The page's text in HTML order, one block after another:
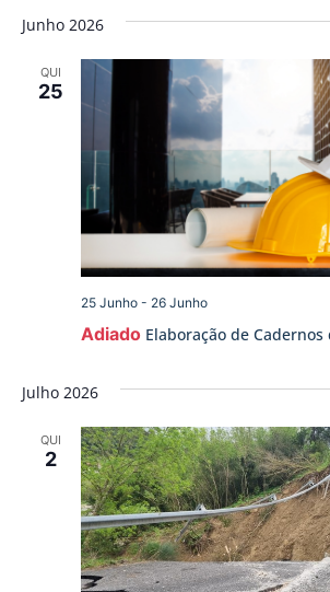
data.
Junho 2026
QUI
25
Adiado Elaboração de Cadernos
25 Junho- 26 Junho
Julho 2026
QUI
2